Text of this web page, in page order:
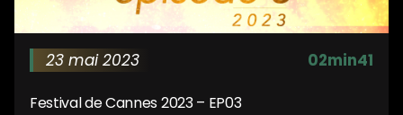
23 mai 2023 02min41
Festival de Cannes 2023 – EP03